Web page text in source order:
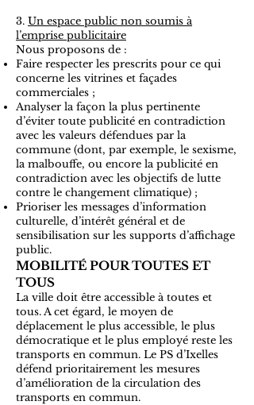
3. Un espace public non soumis à
l’emprise publicitaire
Nous proposons de :
Faire respecter les prescrits pour ce qui
concerne les vitrines et façades
commerciales ;
Analyser la façon la plus pertinente
d’éviter toute publicité en contradiction
avec les valeurs défendues par la
commune (dont, par exemple, le sexisme,
la malbouffe, ou encore la publicité en
contradiction avec les objectifs de lutte
contre le changement climatique) ;
Prioriser les messages d’information
culturelle, d’intérêt général et de
sensibilisation sur les supports d’affichage
public.
MOBILITÉ POUR TOUTES ET
TOUS
La ville doit être accessible à toutes et
tous. A cet égard, le moyen de
déplacement le plus accessible, le plus
démocratique et le plus employé reste les
transports en commun. Le PS d’Ixelles
défend prioritairement les mesures
d’amélioration de la circulation des
transports en commun.